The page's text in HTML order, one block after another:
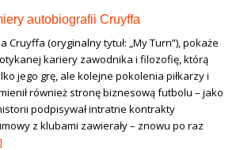
autobiografii Cruyffa
Cruyffa (oryginalny tytuł: „My Turn”), pokaże
kariery zawodnika i filozofię, którą
jego grę, ale kolejne pokolenia piłkarzy i
również stronę biznesową futbolu – jako
podpisywał intratne kontrakty
z klubami zawierały – znowu po raz